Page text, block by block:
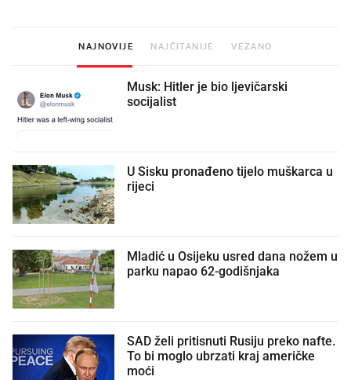
NAJNOVIJE NAJČITANIJE VEZANO
Musk: Hitler je bio ljevičarski
socijalist
U Sisku pronađeno tijelo muškarca u
rijeci
Mladić u Osijeku usred dana nožem u
parku napao 62-godišnjaka
SAD želi pritisnuti Rusiju preko nafte.
To bi moglo ubrzati kraj američke
moći